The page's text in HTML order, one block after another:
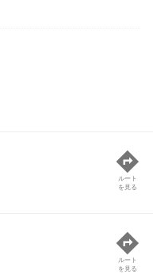
ルート
を見る
ルート
を見る